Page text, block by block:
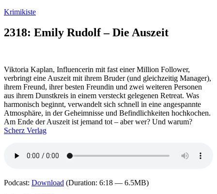
Zum
springen
Krimikiste
2318: Emily Rudolf – Die Auszeit
Viktoria Kaplan, Influencerin mit fast einer Million Follower,
verbringt eine Auszeit mit ihrem Bruder (und gleichzeitig Manager),
ihrem Freund, ihrer besten Freundin und zwei weiteren Personen
aus ihrem Dunstkreis in einem versteckt gelegenen Retreat. Was
harmonisch beginnt, verwandelt sich schnell in eine angespannte
Atmosphäre, in der Geheimnisse und Befindlichkeiten hochkochen.
Am Ende der Auszeit ist jemand tot – aber wer? Und warum?
Scherz Verlag
Podcast: Download (Duration: 6:18 — 6.5MB)